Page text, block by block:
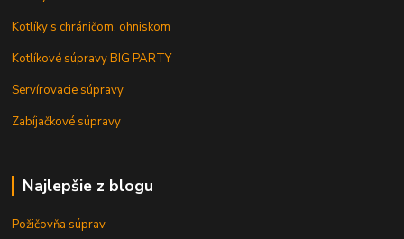
Kotlíky s chráničom, ohniskom
Kotlíkové súpravy BIG PARTY
Servírovacie súpravy
Zabíjačkové súpravy
Najlepšie z blogu
Požičovňa súprav